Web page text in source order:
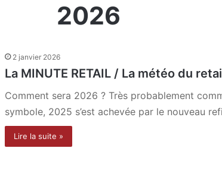
2026
2 janvier 2026
La MINUTE RETAIL / La météo du
Comment sera 2026 ? Très probablement
symbole, 2025 s’est achevée par le nouveau
Lire la suite »